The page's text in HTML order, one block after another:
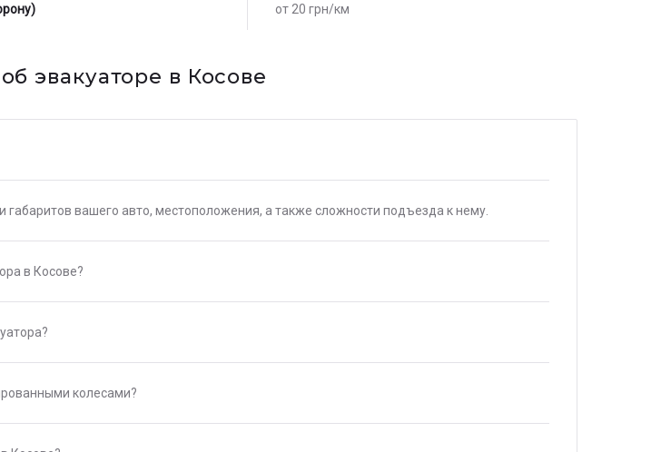
от 20 грн/км
эвакуаторе в Косове
габаритов вашего авто, местоположения, а также сложности подъезда к нему.
в Косове?
колесами?